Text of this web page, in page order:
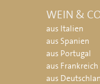
WEIN &
aus Italien
aus Spanien
aus Portugal
aus Frankreich
aus